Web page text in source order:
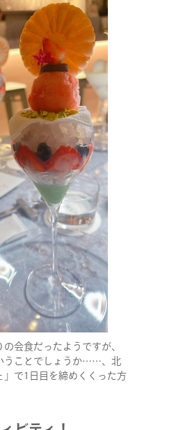
会食だったようですが、
うことでしょうか……、北
」で1日目を締めくくった方